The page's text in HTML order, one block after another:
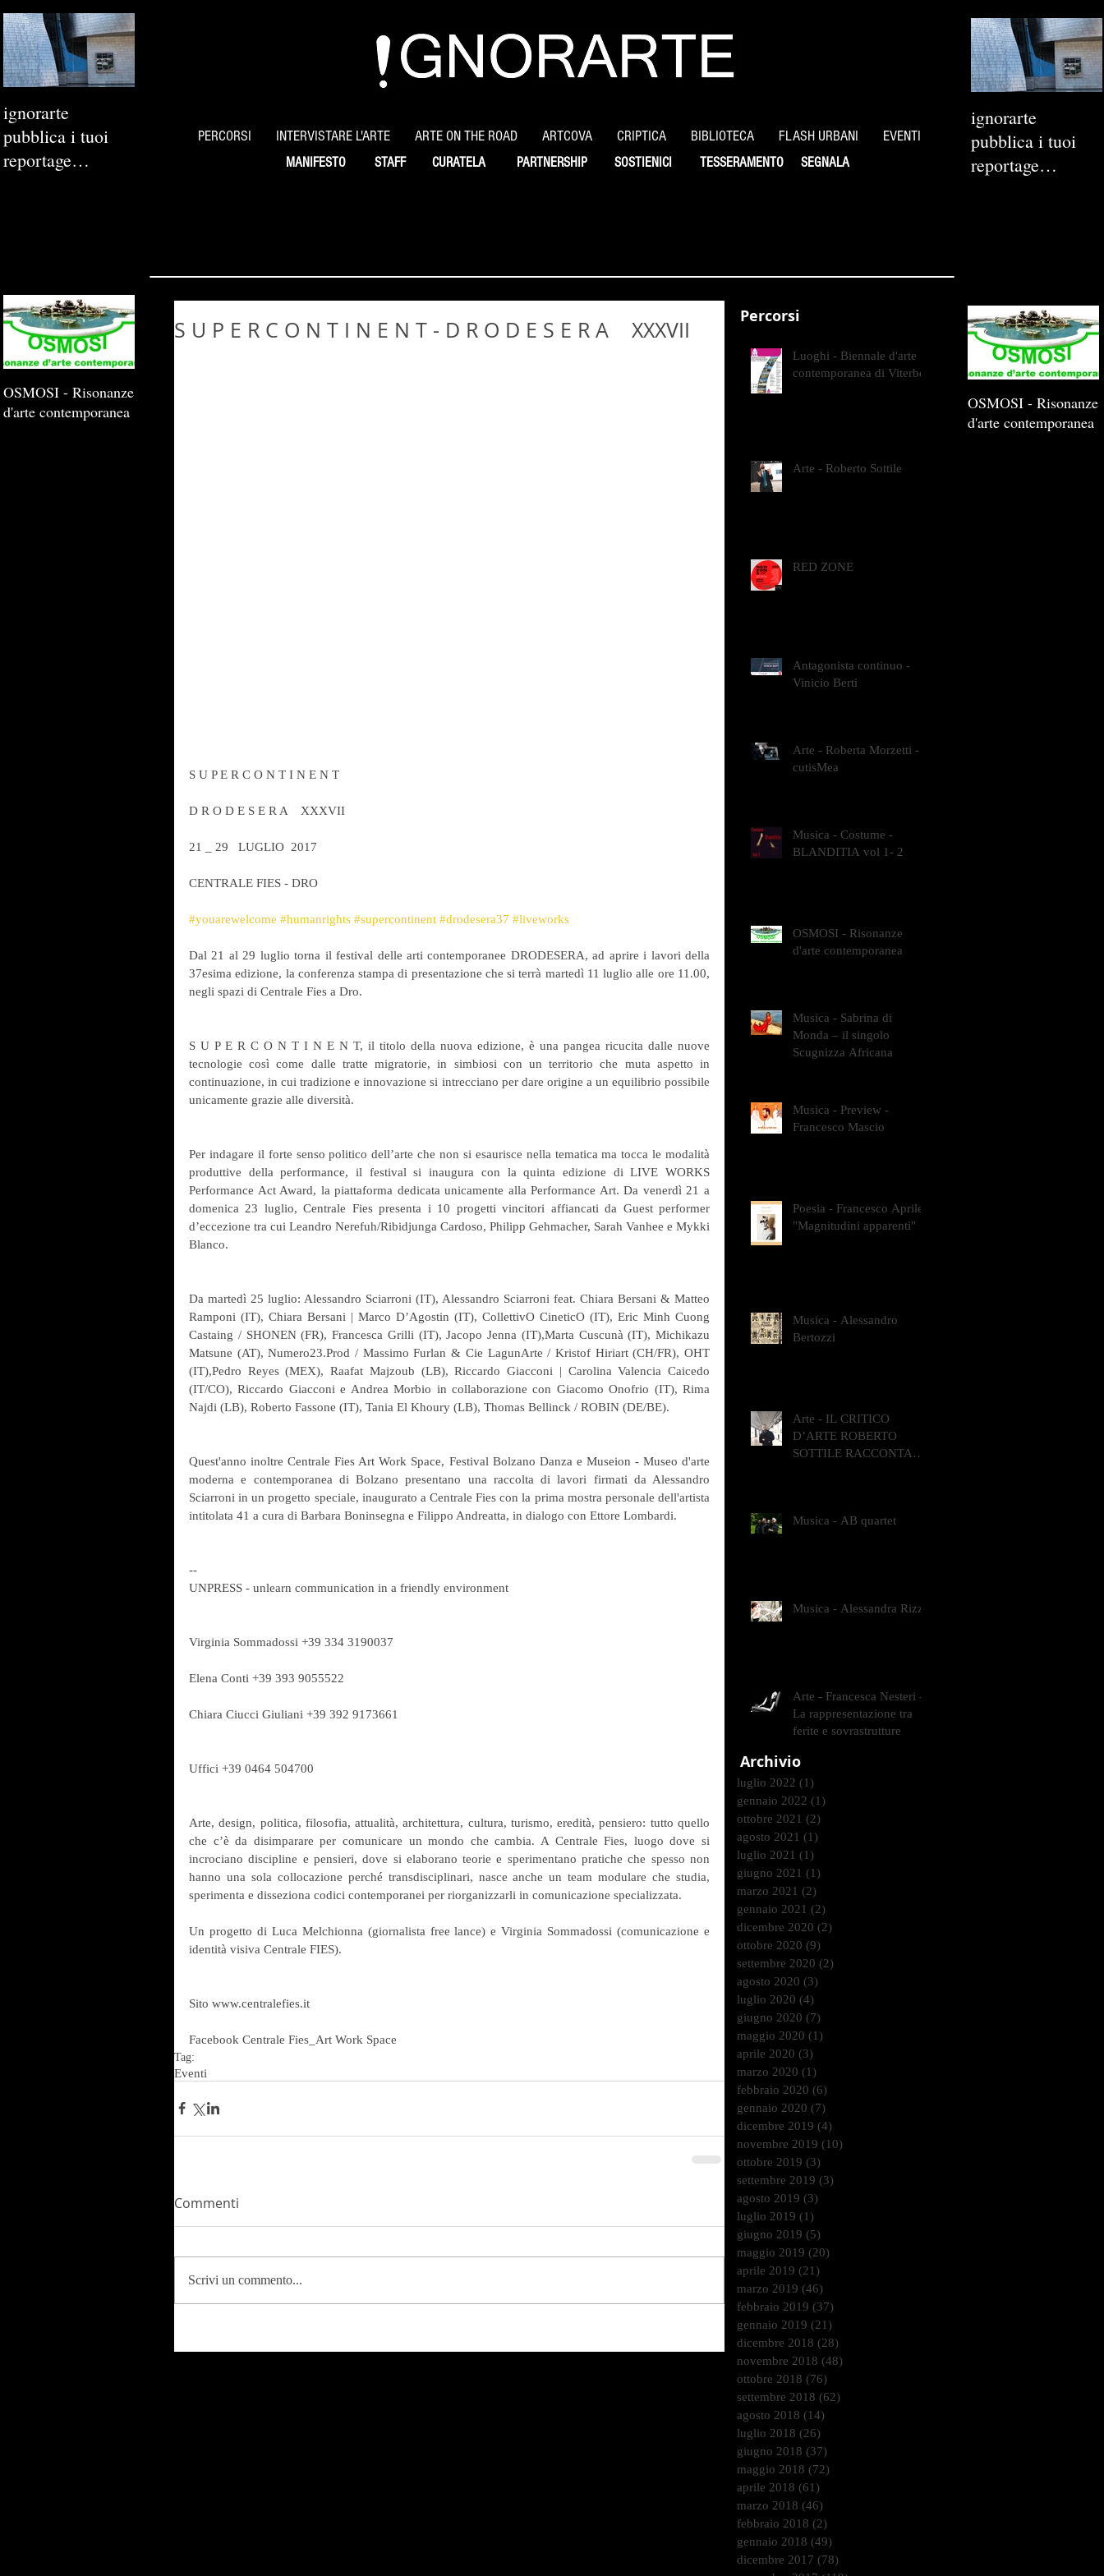
ignorarte
pubblica i tuoi
reportage
PERCORSI INTERVISTARE L'ARTE ARTE ON THE ROAD ARTCOVA CRIPTICA BIBLIOTECA FLASH URBANI EVENTI
MANIFESTO STAFF CURATELA PARTNERSHIP SOSTIENICI SEGNALA
TESSERAMENTO
ignorarte
pubblica i tuoi
reportage
S U P E R C O N T I N E N T - D R O D E S E R A XXXVII
S U P E R C O N T I N E N T
D R O D E S E R A    XXXVII
21 _ 29   LUGLIO  2017
CENTRALE FIES - DRO
#youarewelcome #humanrights #supercontinent #drodesera37 #liveworks
Dal 21 al 29 luglio torna il festival delle arti contemporanee DRODESERA, ad aprire i lavori della
37esima edizione, la conferenza stampa di presentazione che si terrà martedì 11 luglio alle ore 11.00,
negli spazi di Centrale Fies a Dro.
S U P E R C O N T I N E N T, il titolo della nuova edizione, è una pangea ricucita dalle nuove
tecnologie così come dalle tratte migratorie, in simbiosi con un territorio che muta aspetto in
continuazione, in cui tradizione e innovazione si intrecciano per dare origine a un equilibrio possibile
unicamente grazie alle diversità.
Per indagare il forte senso politico dell’arte che non si esaurisce nella tematica ma tocca le modalità
produttive della performance, il festival si inaugura con la quinta edizione di LIVE WORKS
Performance Act Award, la piattaforma dedicata unicamente alla Performance Art. Da venerdì 21 a
domenica 23 luglio, Centrale Fies presenta i 10 progetti vincitori affiancati da Guest performer
d’eccezione tra cui Leandro Nerefuh/Ribidjunga Cardoso, Philipp Gehmacher, Sarah Vanhee e Mykki
Blanco.
Da martedì 25 luglio: Alessandro Sciarroni (IT), Alessandro Sciarroni feat. Chiara Bersani & Matteo
Ramponi (IT), Chiara Bersani | Marco D’Agostin (IT), CollettivO CineticO (IT), Eric Minh Cuong
Castaing / SHONEN (FR), Francesca Grilli (IT), Jacopo Jenna (IT),Marta Cuscunà (IT), Michikazu
Matsune (AT), Numero23.Prod / Massimo Furlan & Cie LagunArte / Kristof Hiriart (CH/FR), OHT
(IT),Pedro Reyes (MEX), Raafat Majzoub (LB), Riccardo Giacconi | Carolina Valencia Caicedo
(IT/CO), Riccardo Giacconi e Andrea Morbio in collaborazione con Giacomo Onofrio (IT), Rima
Najdi (LB), Roberto Fassone (IT), Tania El Khoury (LB), Thomas Bellinck / ROBIN (DE/BE).
Quest'anno inoltre Centrale Fies Art Work Space, Festival Bolzano Danza e Museion - Museo d'arte
moderna e contemporanea di Bolzano presentano una raccolta di lavori firmati da Alessandro
Sciarroni in un progetto speciale, inaugurato a Centrale Fies con la prima mostra personale dell'artista
intitolata 41 a cura di Barbara Boninsegna e Filippo Andreatta, in dialogo con Ettore Lombardi.
--
UNPRESS - unlearn communication in a friendly environment
Virginia Sommadossi +39 334 3190037
Elena Conti +39 393 9055522
Chiara Ciucci Giuliani +39 392 9173661
Uffici +39 0464 504700
Arte, design, politica, filosofia, attualità, architettura, cultura, turismo, eredità, pensiero: tutto quello
che c’è da disimparare per comunicare un mondo che cambia. A Centrale Fies, luogo dove si
incrociano discipline e pensieri, dove si elaborano teorie e sperimentano pratiche che spesso non
hanno una sola collocazione perché transdisciplinari, nasce anche un team modulare che studia,
sperimenta e disseziona codici contemporanei per riorganizzarli in comunicazione specializzata.
Un progetto di Luca Melchionna (giornalista free lance) e Virginia Sommadossi (comunicazione e
identità visiva Centrale FIES).
Sito www.centralefies.it
Facebook Centrale Fies_Art Work Space
Tag:
Eventi
Commenti
Scrivi un commento...
Percorsi
Luoghi - Biennale d'arte
contemporanea di Viterbo
Arte - Roberto Sottile
RED ZONE
Antagonista continuo -
Vinicio Berti
Arte - Roberta Morzetti -
cutisMea
Musica - Costume -
BLANDITIA vol 1- 2
OSMOSI - Risonanze
d'arte contemporanea
Musica - Sabrina di
Monda – il singolo
Scugnizza Africana
Musica - Preview -
Francesco Mascio
Poesia - Francesco Aprile -
"Magnitudini apparenti"
Musica - Alessandro
Bertozzi
Arte - IL CRITICO
D’ARTE ROBERTO
SOTTILE RACCONTA
Musica - AB quartet
Musica - Alessandra Rizzo
Arte - Francesca Nesteri -
La rappresentazione tra
ferite e sovrastrutture
Archivio
luglio 2022 (1)
gennaio 2022 (1)
ottobre 2021 (2)
agosto 2021 (1)
luglio 2021 (1)
giugno 2021 (1)
marzo 2021 (2)
gennaio 2021 (2)
dicembre 2020 (2)
ottobre 2020 (9)
settembre 2020 (2)
agosto 2020 (3)
luglio 2020 (4)
giugno 2020 (7)
maggio 2020 (1)
aprile 2020 (3)
marzo 2020 (1)
febbraio 2020 (6)
gennaio 2020 (7)
dicembre 2019 (4)
novembre 2019 (10)
ottobre 2019 (3)
settembre 2019 (3)
agosto 2019 (3)
luglio 2019 (1)
giugno 2019 (5)
maggio 2019 (20)
aprile 2019 (21)
marzo 2019 (46)
febbraio 2019 (37)
gennaio 2019 (21)
dicembre 2018 (28)
novembre 2018 (48)
ottobre 2018 (76)
settembre 2018 (62)
agosto 2018 (14)
luglio 2018 (26)
giugno 2018 (37)
maggio 2018 (72)
aprile 2018 (61)
marzo 2018 (46)
febbraio 2018 (2)
gennaio 2018 (49)
dicembre 2017 (78)
OSMOSI - Risonanze
d'arte contemporanea
OSMOSI - Risonanze
d'arte contemporanea